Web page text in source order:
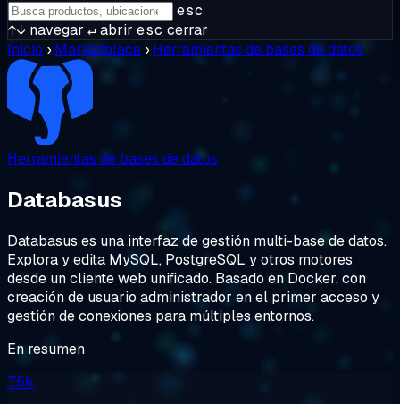
esc
↑↓ navegar ↵abrir esc cerrar
Inicio › Marketplace › Herramientas de bases de datos
Herramientas de bases de datos
Databasus
Databasus es una interfaz de gestión multi-base de datos.
Explora y edita MySQL, PostgreSQL y otros motores
desde un cliente web unificado. Basado en Docker, con
creación de usuario administrador en el primer acceso y
gestión de conexiones para múltiples entornos.
En resumen
7.5k